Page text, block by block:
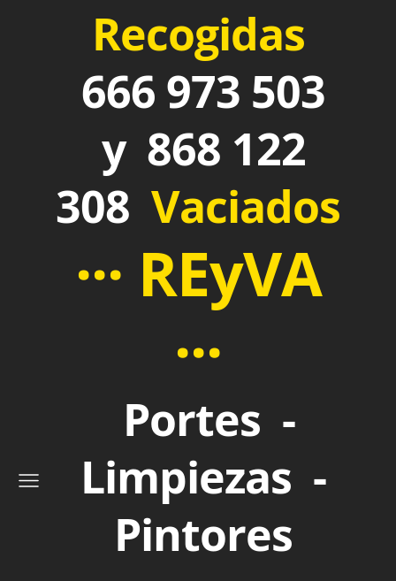
Recogidas
666 973 503
y 868 122
308 Vaciados
··· REyVA
···
Portes -
Limpiezas -
Pintores